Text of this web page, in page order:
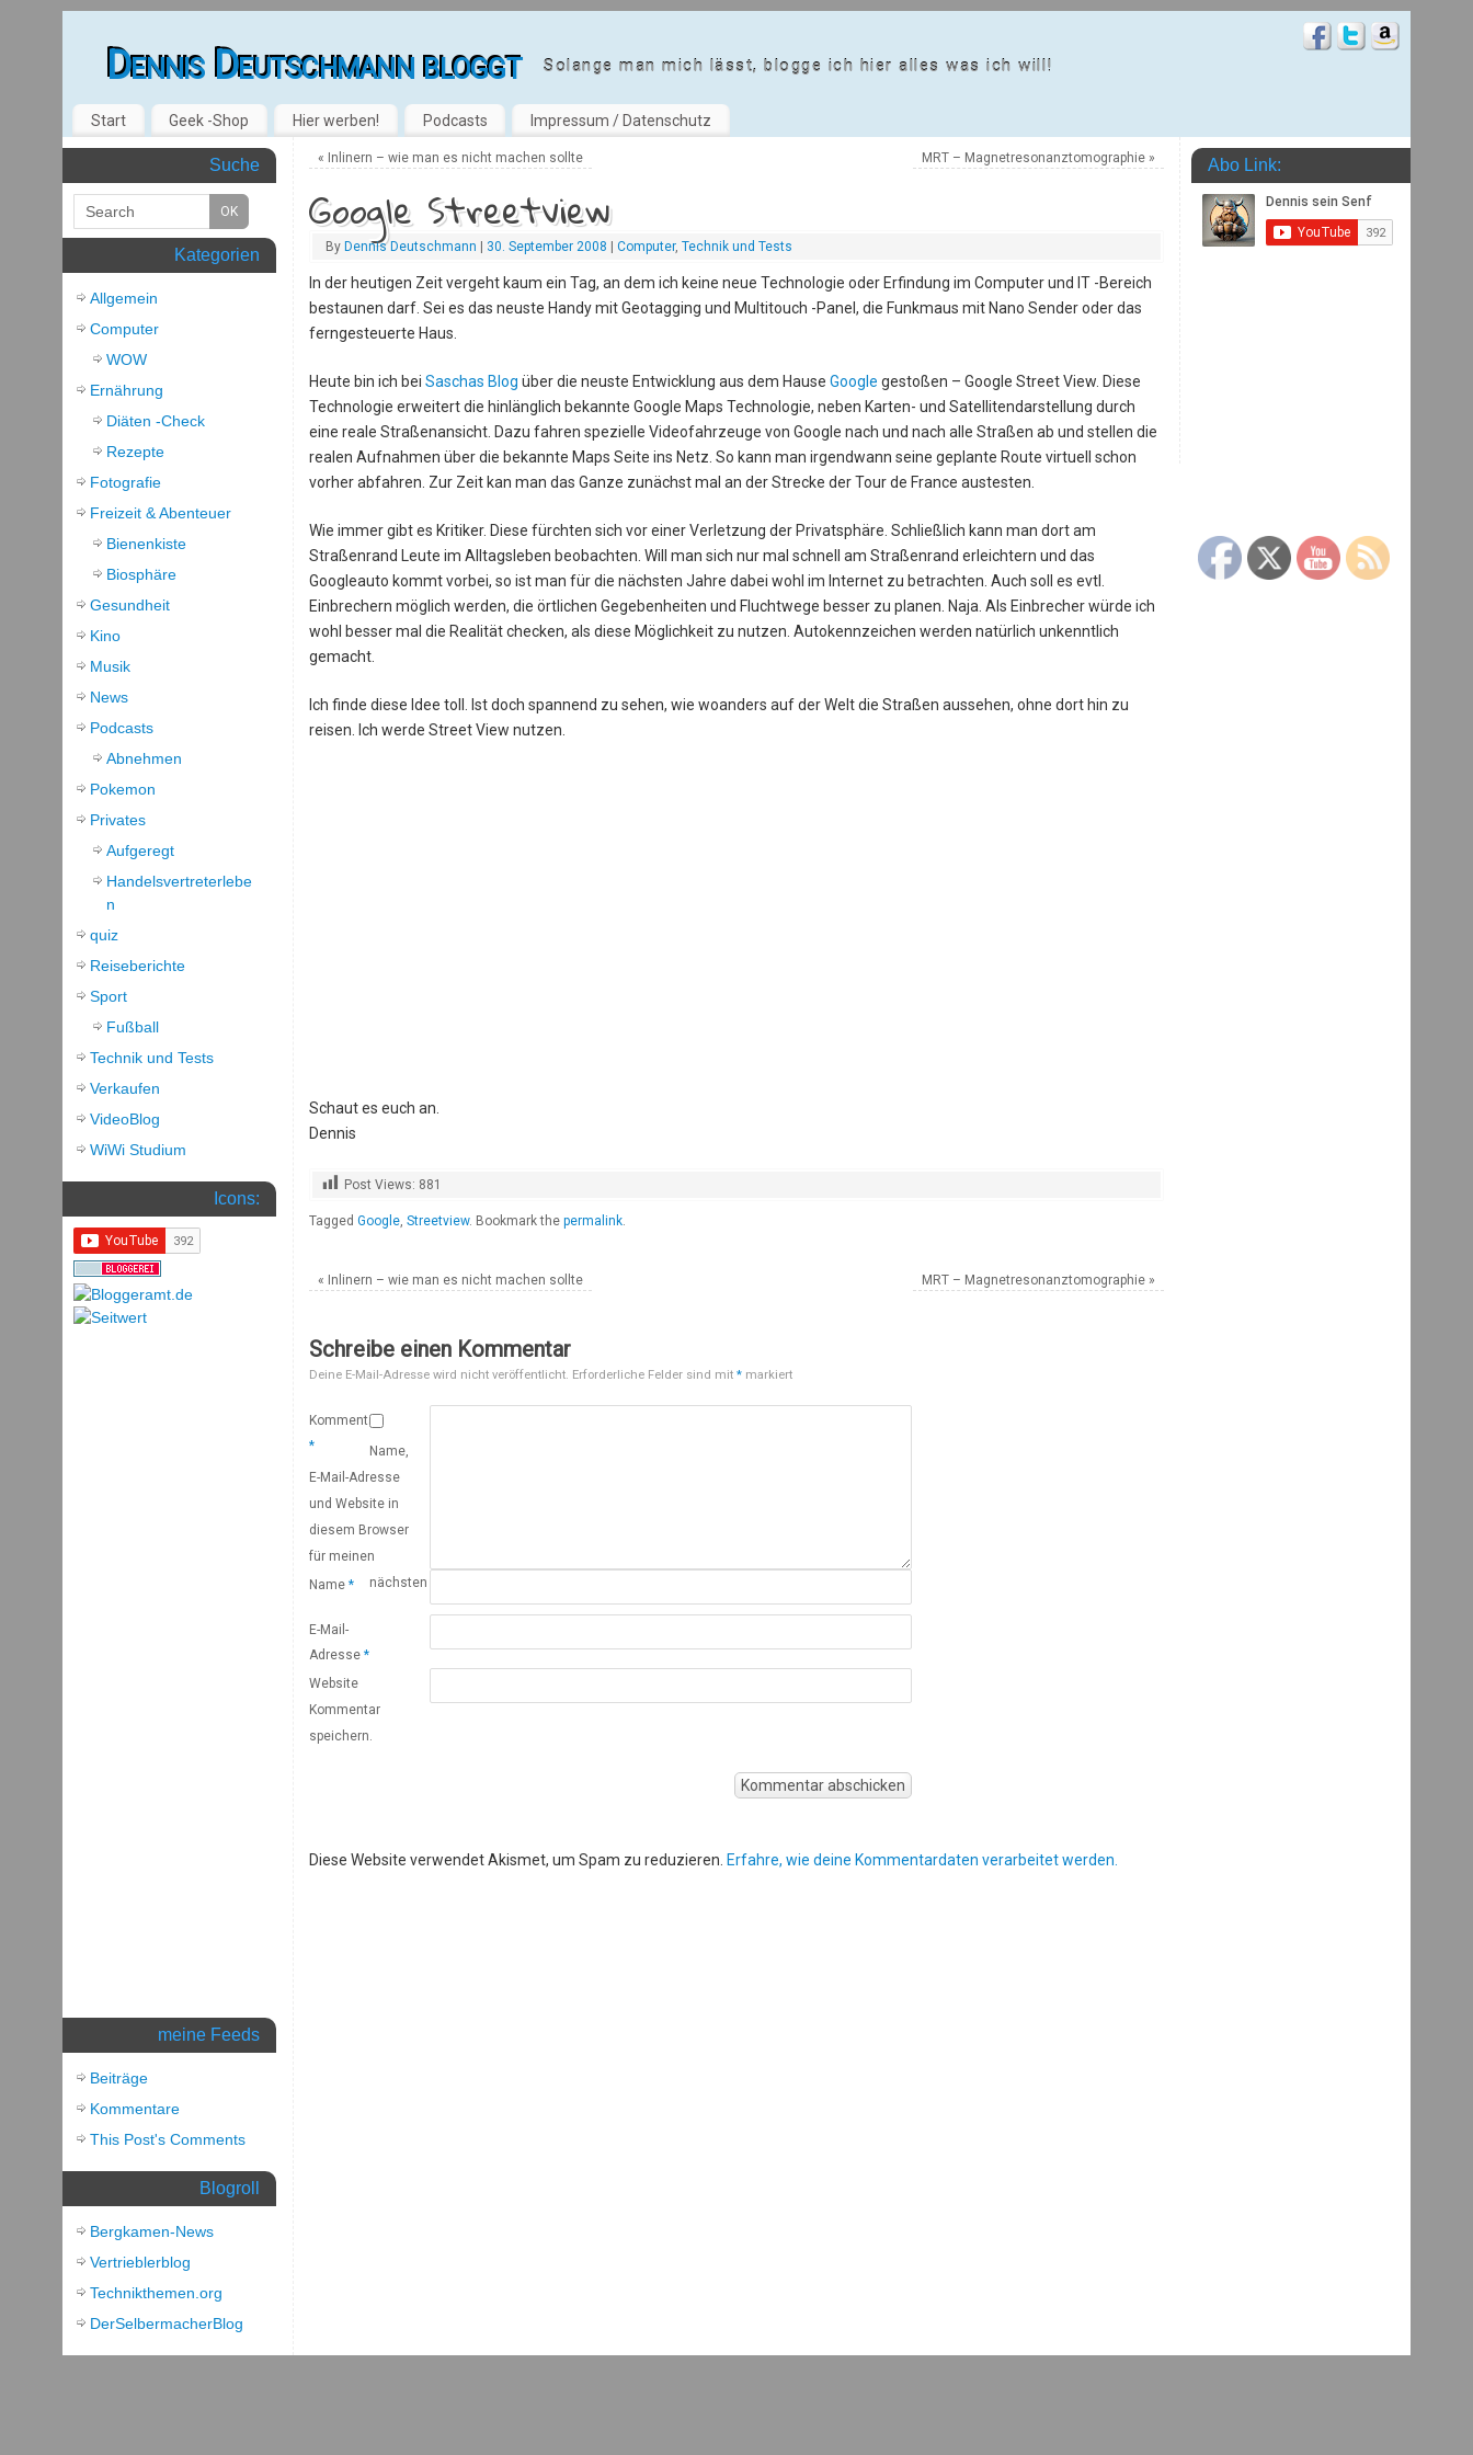
Dennis Deutschmann bloggt Solange man mich lässt, blogge ich hier alles was ich will!
Start Geek -Shop Hier werben! Podcasts Impressum / Datenschutz
« Inlinern – wie man es nicht machen sollte MRT – Magnetresonanztomographie »
Google Streetview
By Dennis Deutschmann | 30. September 2008 | Computer, Technik und Tests
In der heutigen Zeit vergeht kaum ein Tag, an dem ich keine neue Technologie oder Erfindung im Computer und IT -Bereich
bestaunen darf. Sei es das neuste Handy mit Geotagging und Multitouch -Panel, die Funkmaus mit Nano Sender oder das
ferngesteuerte Haus.
Heute bin ich bei Saschas Blog über die neuste Entwicklung aus dem Hause Google gestoßen – Google Street View. Diese
Technologie erweitert die hinlänglich bekannte Google Maps Technologie, neben Karten- und Satellitendarstellung durch
eine reale Straßenansicht. Dazu fahren spezielle Videofahrzeuge von Google nach und nach alle Straßen ab und stellen die
realen Aufnahmen über die bekannte Maps Seite ins Netz. So kann man irgendwann seine geplante Route virtuell schon
vorher abfahren. Zur Zeit kan man das Ganze zunächst mal an der Strecke der Tour de France austesten.
Wie immer gibt es Kritiker. Diese fürchten sich vor einer Verletzung der Privatsphäre. Schließlich kann man dort am
Straßenrand Leute im Alltagsleben beobachten. Will man sich nur mal schnell am Straßenrand erleichtern und das
Googleauto kommt vorbei, so ist man für die nächsten Jahre dabei wohl im Internet zu betrachten. Auch soll es evtl.
Einbrechern möglich werden, die örtlichen Gegebenheiten und Fluchtwege besser zu planen. Naja. Als Einbrecher würde ich
wohl besser mal die Realität checken, als diese Möglichkeit zu nutzen. Autokennzeichen werden natürlich unkenntlich
gemacht.
Ich finde diese Idee toll. Ist doch spannend zu sehen, wie woanders auf der Welt die Straßen aussehen, ohne dort hin zu
reisen. Ich werde Street View nutzen.
Schaut es euch an.
Dennis
Post Views: 881
Tagged Google Streetview. Bookmark the permalink
« Inlinern – wie man es nicht machen sollte MRT – Magnetresonanztomographie »
Schreibe einen Kommentar
Deine E-Mail-Adresse wird nicht veröffentlicht. Erforderliche Felder sind mit * markiert
Kommentar
*
Name *
E-Mail-
Adresse *
Website
Name,
E-Mail-Adresse
und Website in
diesem Browser
für meinen
nächsten
Kommentar
speichern.
Diese Website verwendet Akismet, um Spam zu reduzieren. Erfahre, wie deine Kommentardaten verarbeitet werden.
Suche
Kategorien
Allgemein
Computer
WOW
Ernährung
Diäten -Check
Rezepte
Fotografie
Freizeit & Abenteuer
Bienenkiste
Biosphäre
Gesundheit
Kino
Musik
News
Podcasts
Abnehmen
Pokemon
Privates
Aufgeregt
Handelsvertreterlebe
n
quiz
Reiseberichte
Sport
Fußball
Technik und Tests
Verkaufen
VideoBlog
WiWi Studium
Icons:
meine Feeds
Beiträge
Kommentare
This Post's Comments
Blogroll
Bergkamen-News
Vertrieblerblog
Technikthemen.org
DerSelbermacherBlog
Abo Link: